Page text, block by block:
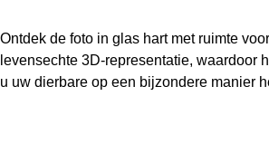
Ontdek de foto in glas hart met ruimte
levensechte 3D-representatie, waardoor
u uw dierbare op een bijzondere manier